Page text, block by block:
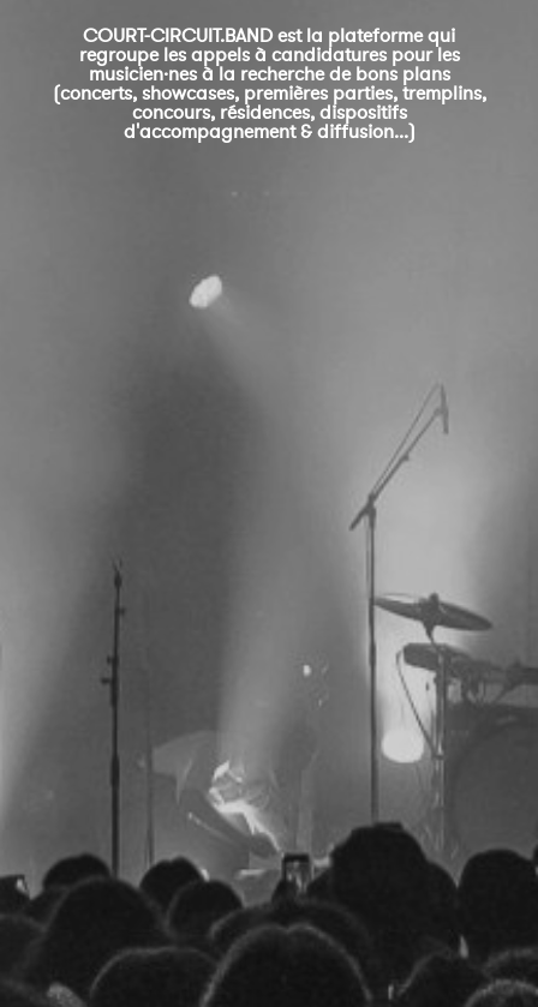
COURT-CIRCUIT.BAND est la plateforme qui
regroupe les appels à candidatures pour les
musicien·nes à la recherche de bons plans
(concerts, showcases, premières parties, tremplins,
concours, résidences, dispositifs
d'accompagnement & diffusion...)